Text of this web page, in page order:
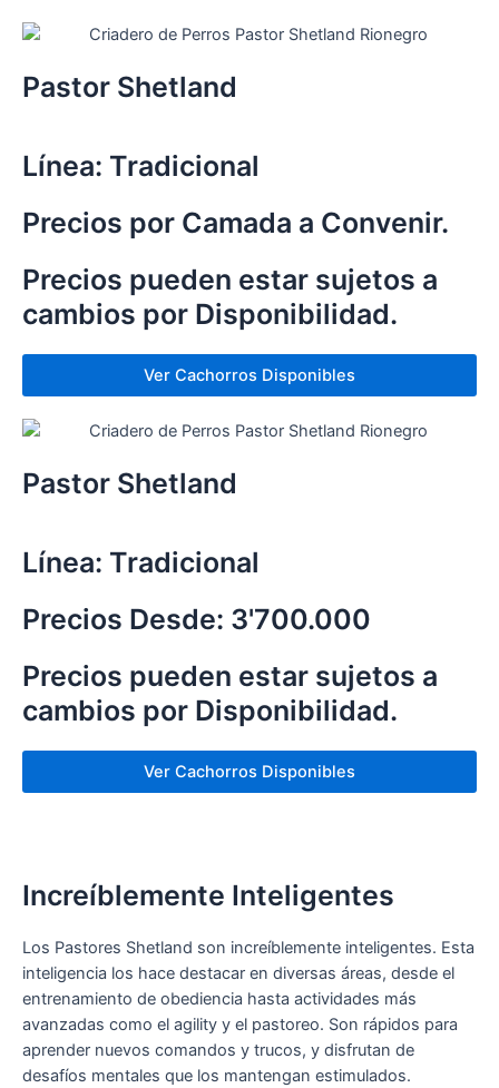
Pastor Shetland
Línea: Tradicional
Precios por Camada a Convenir.
Precios pueden estar sujetos a
cambios por Disponibilidad.
Ver Cachorros Disponibles
Pastor Shetland
Línea: Tradicional
Precios Desde: 3'700.000
Precios pueden estar sujetos a
cambios por Disponibilidad.
Ver Cachorros Disponibles
Increíblemente Inteligentes
Los Pastores Shetland son increíblemente inteligentes. Esta
inteligencia los hace destacar en diversas áreas, desde el
entrenamiento de obediencia hasta actividades más
avanzadas como el agility y el pastoreo. Son rápidos para
aprender nuevos comandos y trucos, y disfrutan de
desafíos mentales que los mantengan estimulados.